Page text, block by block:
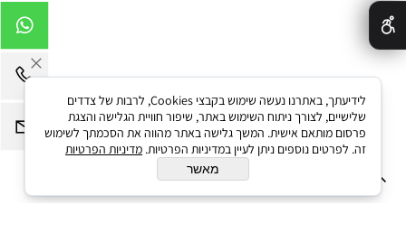
לידיעתך, באתרנו נעשה שימוש בקבצי Cookies, לרבות של צדדים
שלישיים, לצורך ניתוח השימוש באתר, שיפור חוויית הגלישה והצגת
פרסום מותאם אישית. המשך גלישה באתר מהווה את הסכמתך לשימוש
זה. לפרטים נוספים ניתן לעיין במדיניות הפרטיות. מדיניות הפרטיות
מאשר